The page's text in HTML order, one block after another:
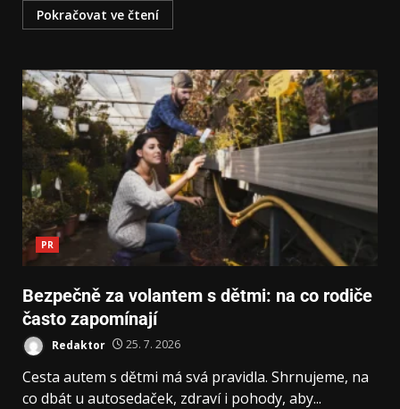
Pokračovat ve čtení
PR
Bezpečně za volantem s dětmi: na co rodiče
často zapomínají
Redaktor 25. 7. 2026
Cesta autem s dětmi má svá pravidla. Shrnujeme, na
co dbát u autosedaček, zdraví i pohody, aby...